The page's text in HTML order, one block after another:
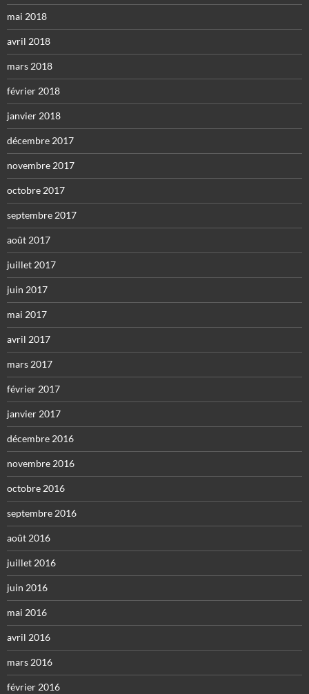
mai 2018
avril 2018
mars 2018
février 2018
janvier 2018
décembre 2017
novembre 2017
octobre 2017
septembre 2017
août 2017
juillet 2017
juin 2017
mai 2017
avril 2017
mars 2017
février 2017
janvier 2017
décembre 2016
novembre 2016
octobre 2016
septembre 2016
août 2016
juillet 2016
juin 2016
mai 2016
avril 2016
mars 2016
février 2016